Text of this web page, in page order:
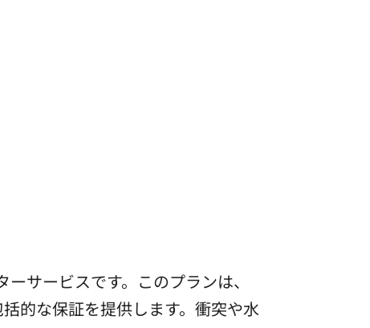
サービスです。このプランは、
的な保証を提供します。衝突や水